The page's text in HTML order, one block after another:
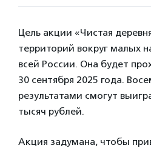
Цель акции «Чистая
территорий вокруг малых
всей России. Она будет
30 сентября 2025 года.
результатами смогут
тысяч рублей.
Акция задумана, чтобы